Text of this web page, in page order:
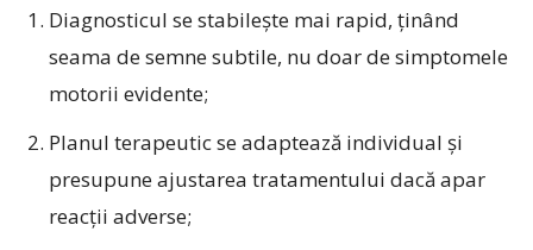
Diagnosticul se stabilește mai rapid, ținând
seama de semne subtile, nu doar de simptomele
motorii evidente;
Planul terapeutic se adaptează individual și
presupune ajustarea tratamentului dacă apar
reacții adverse;